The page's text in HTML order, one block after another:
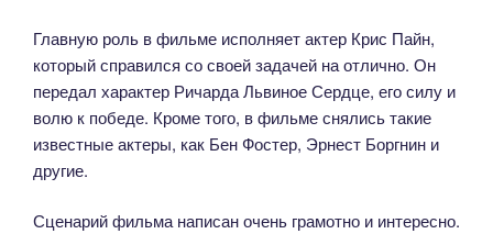
Главную роль в фильме исполняет актер Крис Пайн,
который справился со своей задачей на отлично. Он
передал характер Ричарда Львиное Сердце, его силу и
волю к победе. Кроме того, в фильме снялись такие
известные актеры, как Бен Фостер, Эрнест Боргнин и
другие.
Сценарий фильма написан очень грамотно и интересно.